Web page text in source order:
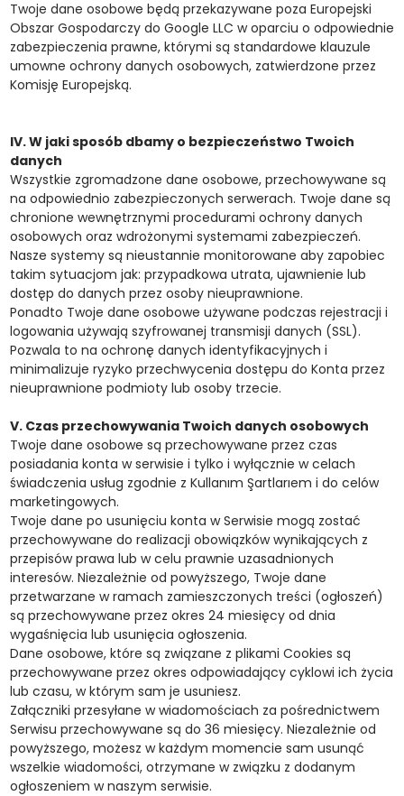
Twoje dane osobowe będą przekazywane poza Europejski
Obszar Gospodarczy do Google LLC w oparciu o odpowiednie
zabezpieczenia prawne, którymi są standardowe klauzule
umowne ochrony danych osobowych, zatwierdzone przez
Komisję Europejską.
IV. W jaki sposób dbamy o bezpieczeństwo Twoich
danych
Wszystkie zgromadzone dane osobowe, przechowywane są
na odpowiednio zabezpieczonych serwerach. Twoje dane są
chronione wewnętrznymi procedurami ochrony danych
osobowych oraz wdrożonymi systemami zabezpieczeń.
Nasze systemy są nieustannie monitorowane aby zapobiec
takim sytuacjom jak: przypadkowa utrata, ujawnienie lub
dostęp do danych przez osoby nieuprawnione.
Ponadto Twoje dane osobowe używane podczas rejestracji i
logowania używają szyfrowanej transmisji danych (SSL).
Pozwala to na ochronę danych identyfikacyjnych i
minimalizuje ryzyko przechwycenia dostępu do Konta przez
nieuprawnione podmioty lub osoby trzecie.
V. Czas przechowywania Twoich danych osobowych
Twoje dane osobowe są przechowywane przez czas
posiadania konta w serwisie i tylko i wyłącznie w celach
świadczenia usług zgodnie z Kullanım Şartlarıem i do celów
marketingowych.
Twoje dane po usunięciu konta w Serwisie mogą zostać
przechowywane do realizacji obowiązków wynikających z
przepisów prawa lub w celu prawnie uzasadnionych
interesów. Niezależnie od powyższego, Twoje dane
przetwarzane w ramach zamieszczonych treści (ogłoszeń)
są przechowywane przez okres 24 miesięcy od dnia
wygaśnięcia lub usunięcia ogłoszenia.
Dane osobowe, które są związane z plikami Cookies są
przechowywane przez okres odpowiadający cyklowi ich życia
lub czasu, w którym sam je usuniesz.
Załączniki przesyłane w wiadomościach za pośrednictwem
Serwisu przechowywane są do 36 miesięcy. Niezależnie od
powyższego, możesz w każdym momencie sam usunąć
wszelkie wiadomości, otrzymane w związku z dodanym
ogłoszeniem w naszym serwisie.